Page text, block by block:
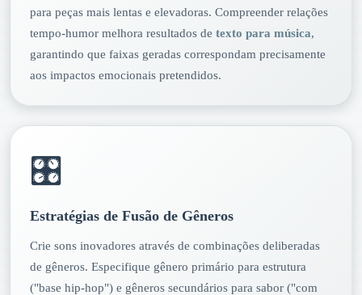
para peças mais lentas e elevadoras. Compreender relações
tempo-humor melhora resultados de texto para música,
garantindo que faixas geradas correspondam precisamente
aos impactos emocionais pretendidos.
🎛️
Estratégias de Fusão de Gêneros
Crie sons inovadores através de combinações deliberadas
de gêneros. Especifique gênero primário para estrutura
("base hip-hop") e gêneros secundários para sabor ("com